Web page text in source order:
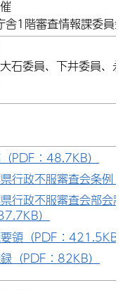
舎1階審査情報課委員会
石委員、下井委員、
PDF：48.7KB）
行政不服審査会条例
行政不服審査会部会
）
領（PDF：421.5KB）
（PDF：82KB）